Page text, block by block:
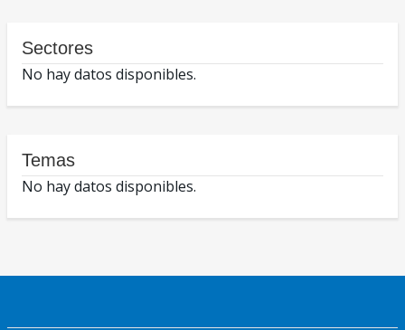
Sectores
No hay datos disponibles.
Temas
No hay datos disponibles.